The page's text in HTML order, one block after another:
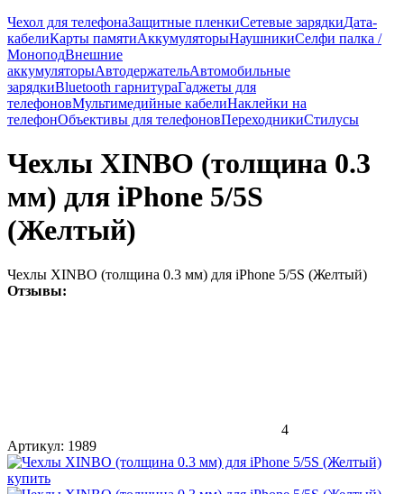
Чехол для телефонаЗащитные пленкиСетевые зарядкиДата-
кабелиКарты памятиАккумуляторыНаушникиСелфи палка /
МоноподВнешние
аккумуляторыАвтодержательАвтомобильные
зарядкиBluetooth гарнитураГаджеты для
телефоновМультимедийные кабелиНаклейки на
телефонОбъективы для телефоновПереходникиСтилусы
Чехлы XINBO (толщина 0.3
мм) для iPhone 5/5S
(Желтый)
Чехлы XINBO (толщина 0.3 мм) для iPhone 5/5S (Желтый)
Отзывы:
4
Артикул: 1989